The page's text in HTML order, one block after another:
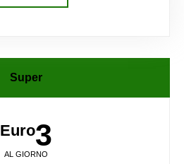
Super
Euro3
AL GIORNO